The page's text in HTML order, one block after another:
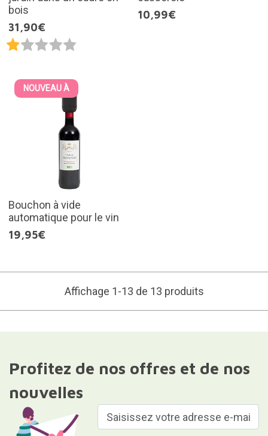
bois
31,90€
10,99€
NOUVEAU À
Bouchon à vide
automatique pour le vin
19,95€
Affichage 1-13 de 13 produits
Profitez de nos offres et de nos
nouvelles